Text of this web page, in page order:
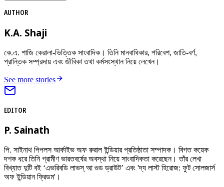
AUTHOR
K.A. Shaji
কে.এ. শাজি কেরালা-ভিত্তিক সাংবাদিক। তিনি মানবাধিকার, পরিবেশ, জাতি-বর্ণ,
প্রান্তিক সম্প্রদায় এবং জীবিকা তথা কর্মসংস্থান নিয়ে লেখেন।
See more stories
EDITOR
P. Sainath
পি. সাইনাথ পিপলস আর্কাইভ অফ রুরাল ইন্ডিয়ার প্রতিষ্ঠাতা সম্পাদক। বিগত কয়েক
দশক ধরে তিনি গ্রামীণ ভারতবর্ষের অবস্থা নিয়ে সাংবাদিকতা করেছেন। তাঁর লেখা
বিখ্যাত দুটি বই ‘এভরিবডি লাভস্ আ গুড ড্রাউট’ এবং 'দ্য লাস্ট হিরোজ: ফুট সোলজার্স
অফ ইন্ডিয়ান ফ্রিডম'।